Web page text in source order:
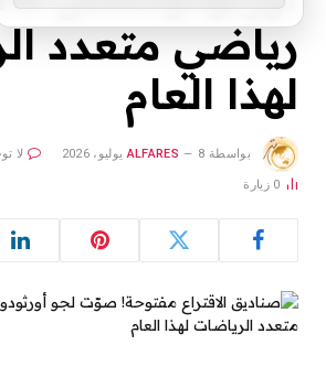
رياضي متعدد
لهذا العام
بواسطة ALFARES 8 يوليو، 2026 لا
0 زيارة